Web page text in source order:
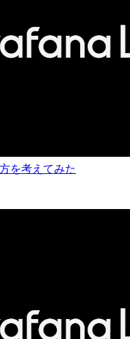
を考えてみた